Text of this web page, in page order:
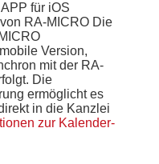
für iOS
RA-MICRO Die
Version,
mit der RA-
Die
ermöglicht es
in die Kanzlei
zur Kalender-